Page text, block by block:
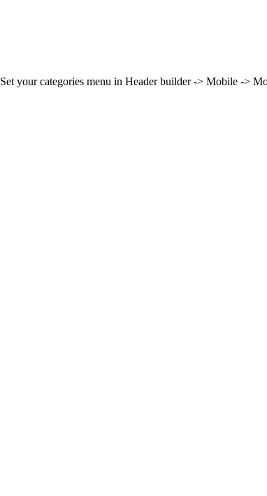
Set your categories menu in Header builder -> Mobile ->